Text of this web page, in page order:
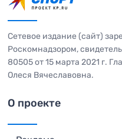
Сетевое издание (сайт)
Роскомнадзором,
80505 от 15 марта 2021 г.
Олеся Вячеславовна.
О проекте